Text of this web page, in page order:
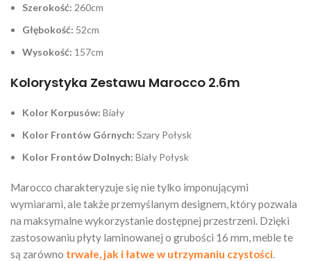
Szerokość: 260cm
Głębokość: 52cm
Wysokość: 157cm
Kolorystyka Zestawu Marocco 2.6m
Kolor Korpusów: Biały
Kolor Frontów Górnych: Szary Połysk
Kolor Frontów Dolnych: Biały Połysk
Marocco charakteryzuje się nie tylko imponującymi
wymiarami, ale także przemyślanym designem, który pozwala
na maksymalne wykorzystanie dostępnej przestrzeni. Dzięki
zastosowaniu płyty laminowanej o grubości 16 mm, meble te
są zarówno trwałe, jak i łatwe w utrzymaniu czystości.